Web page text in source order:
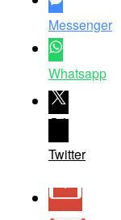
Messenger
Whatsapp
Twitter